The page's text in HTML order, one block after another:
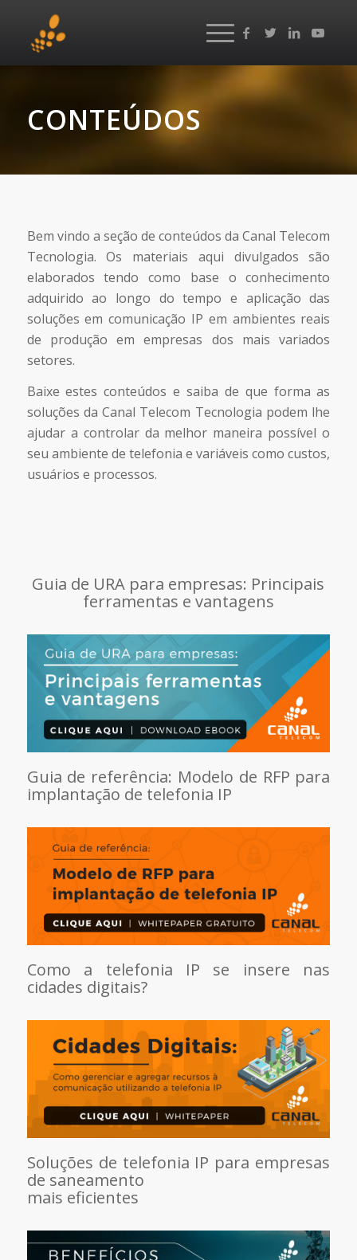
CONTEÚDOS
Bem vindo a seção de conteúdos da Canal Telecom
Tecnologia. Os materiais aqui divulgados são
elaborados tendo como base o conhecimento
adquirido ao longo do tempo e aplicação das
soluções em comunicação IP em ambientes reais
de produção em empresas dos mais variados
setores.
Baixe estes conteúdos e saiba de que forma as
soluções da Canal Telecom Tecnologia podem lhe
ajudar a controlar da melhor maneira possível o
seu ambiente de telefonia e variáveis como custos,
usuários e processos.
Guia de URA para empresas: Principais
ferramentas e vantagens
Guia de referência: Modelo de RFP para
implantação de telefonia IP
Como a telefonia IP se insere nas
cidades digitais?
Soluções de telefonia IP para empresas
de saneamento
mais eficientes